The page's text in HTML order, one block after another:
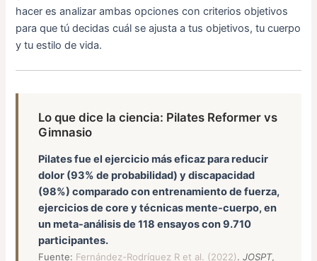
hacer es analizar ambas opciones con criterios objetivos
para que tú decidas cuál se ajusta a tus objetivos, tu cuerpo
y tu estilo de vida.
Lo que dice la ciencia: Pilates Reformer vs
Gimnasio
Pilates fue el ejercicio más eficaz para reducir
dolor (93% de probabilidad) y discapacidad
(98%) comparado con entrenamiento de fuerza,
ejercicios de core y técnicas mente-cuerpo, en
un meta-análisis de 118 ensayos con 9.710
participantes.
Fuente: Fernández-Rodríguez R et al. (2022).JOSPT,